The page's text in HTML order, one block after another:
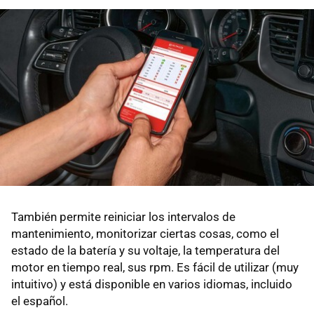
También permite reiniciar los intervalos de
mantenimiento, monitorizar ciertas cosas, como el
estado de la batería y su voltaje, la temperatura del
motor en tiempo real, sus rpm. Es fácil de utilizar (muy
intuitivo) y está disponible en varios idiomas, incluido
el español.